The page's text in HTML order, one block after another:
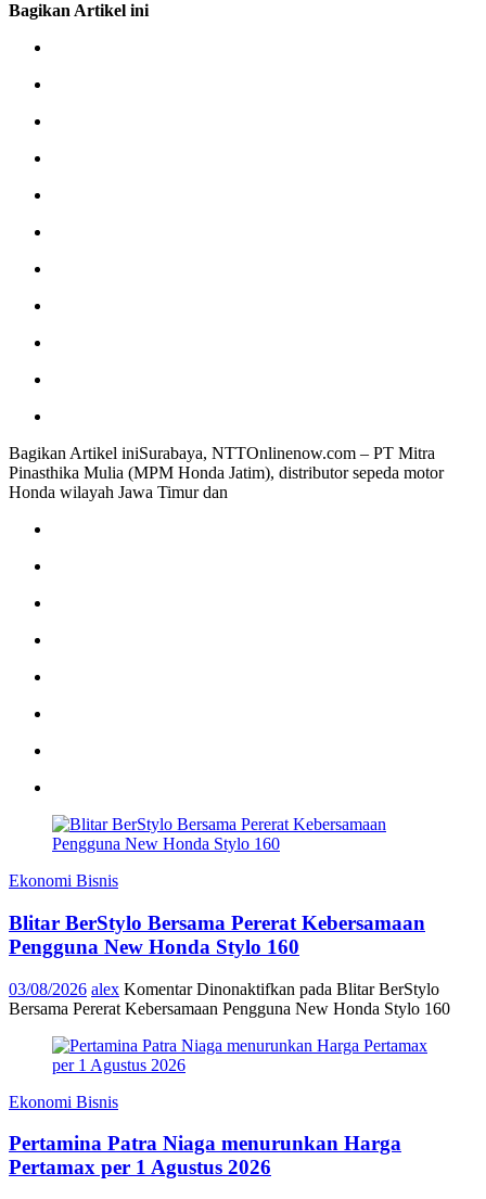
Bagikan Artikel ini
Bagikan Artikel iniSurabaya, NTTOnlinenow.com – PT Mitra
Pinasthika Mulia (MPM Honda Jatim), distributor sepeda motor
Honda wilayah Jawa Timur dan
Ekonomi Bisnis
Blitar BerStylo Bersama Pererat Kebersamaan
Pengguna New Honda Stylo 160
03/08/2026 alex Komentar Dinonaktifkan pada Blitar BerStylo
Bersama Pererat Kebersamaan Pengguna New Honda Stylo 160
Ekonomi Bisnis
Pertamina Patra Niaga menurunkan Harga
Pertamax per 1 Agustus 2026